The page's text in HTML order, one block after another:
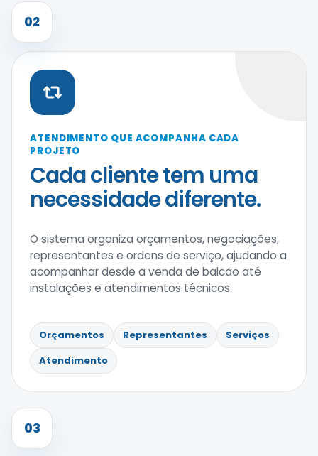
02
ATENDIMENTO QUE ACOMPANHA CADA
PROJETO
Cada cliente tem uma
necessidade diferente.
O sistema organiza orçamentos, negociações,
representantes e ordens de serviço, ajudando a
acompanhar desde a venda de balcão até
instalações e atendimentos técnicos.
Orçamentos Representantes
Serviços
Atendimento
03